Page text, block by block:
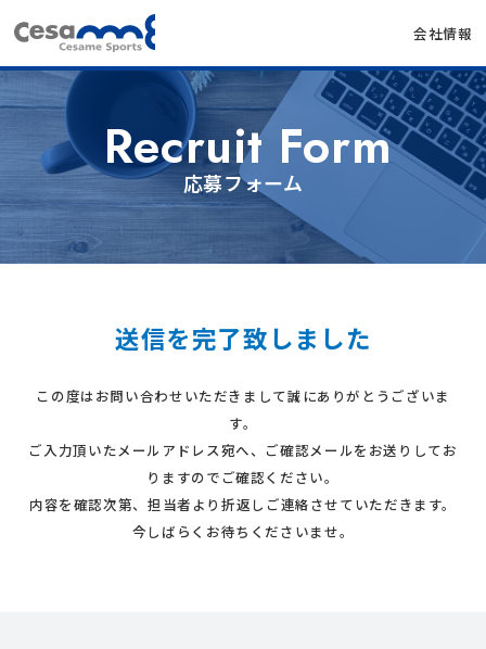
会社情報
Recruit Form
応募フォーム
送信を完了致しました
この度はお問い合わせいただきまして誠にありがとうございま
す。
ご入力頂いたメールアドレス宛へ、ご確認メールをお送りしてお
りますのでご確認ください。
内容を確認次第、担当者より折返しご連絡させていただきます。
今しばらくお待ちくださいませ。